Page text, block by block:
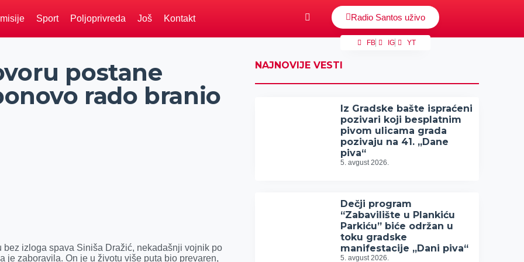
Sport Poljoprivreda Još Kontakt Radio Santos uživo
FB IG YT
postane
rado branio
bez izloga spava Siniša Dražić, nekadašnji vojnik po
je zaboravila. On je u životu više puta bio prevaren,
NAJNOVIJE VESTI
Iz Gradske bašte ispraćeni
pozivari koji besplatnim
pivom ulicama grada
pozivaju na 41. „Dane
piva“
5. avgust 2026.
Dečji program
“Zabavilište u Plankiću
Parkiću” biće održan u
toku gradske
manifestacije „Dani piva“
5. avgust 2026.